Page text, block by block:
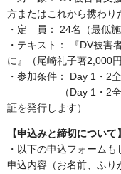
方またはこれから携わり
・定 員： 24名（最低施
・テキスト： 『DV被
に』（尾崎礼子著2,000
・参加条件： Day 1・2
（Day 1・2全日程
証を発行します）
【申込みと締切について】
・以下の申込フォーム
申込内容（お名前、ふ